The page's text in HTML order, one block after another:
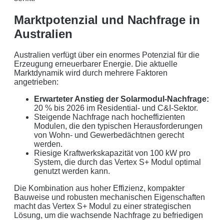
Marktpotenzial und Nachfrage in
Australien
Australien verfügt über ein enormes Potenzial für die
Erzeugung erneuerbarer Energie. Die aktuelle
Marktdynamik wird durch mehrere Faktoren
angetrieben:
Erwarteter Anstieg der Solarmodul-Nachfrage:
20 % bis 2026 im Residential- und C&I-Sektor.
Steigende Nachfrage nach hocheffizienten
Modulen, die den typischen Herausforderungen
von Wohn- und Gewerbedächtnen gerecht
werden.
Riesige Kraftwerkskapazität von 100 kW pro
System, die durch das Vertex S+ Modul optimal
genutzt werden kann.
Die Kombination aus hoher Effizienz, kompakter
Bauweise und robusten mechanischen Eigenschaften
macht das Vertex S+ Modul zu einer strategischen
Lösung, um die wachsende Nachfrage zu befriedigen